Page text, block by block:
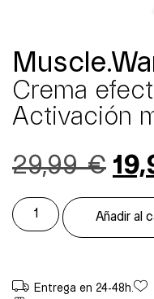
Crema
Activación
29,99€
Añadir al
Entrega en 24-48h.